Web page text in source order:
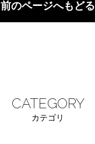
前のページへもどる
CATEGORY
カテゴリ